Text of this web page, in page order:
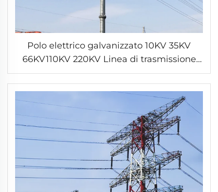
Polo elettrico galvanizzato 10KV 35KV
66KV110KV 220KV Linea di trasmissione
elettrica Torre di tubo di acciaio